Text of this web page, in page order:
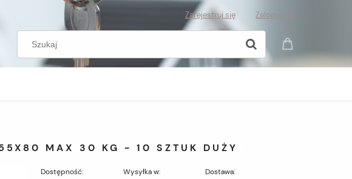
Zarejestruj się Zaloguj się
MAX 30 KG - 10 SZTUK DUŻY
Dostępność:
Wysyłka w:
Dostawa: